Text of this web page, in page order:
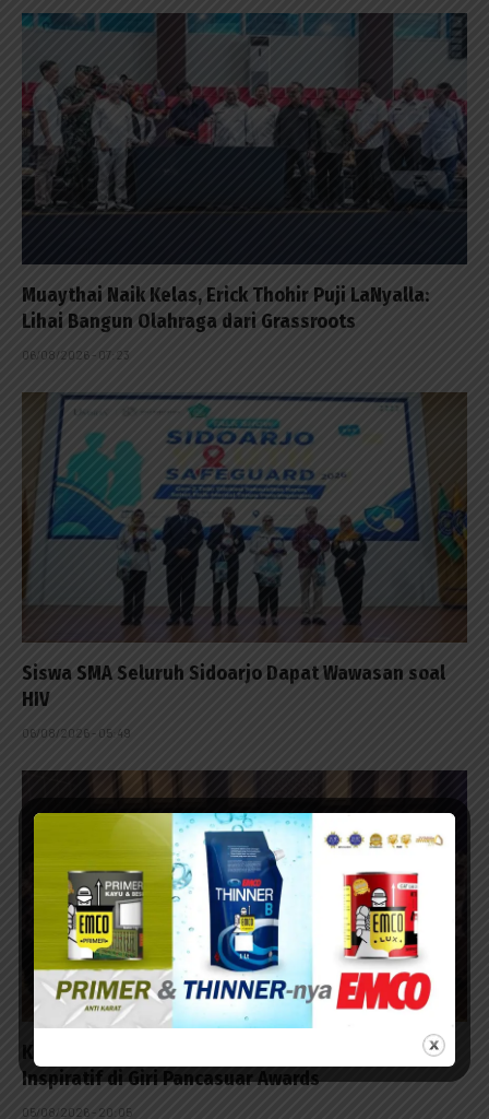
Muaythai Naik Kelas, Erick Thohir Puji LaNyalla:
Lihai Bangun Olahraga dari Grassroots
06/08/2026 - 07:23
Siswa SMA Seluruh Sidoarjo Dapat Wawasan soal
HIV
06/08/2026 - 05:49
Kolaborasi PWI Gresik dan DPRD, Apresiasi Tokoh
Inspiratif di Giri Pancasuar Awards
05/08/2026 - 20:05